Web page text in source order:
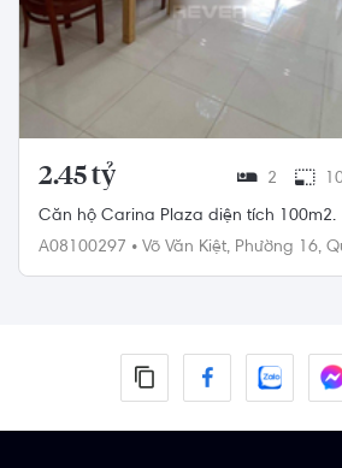
2.45 tỷ 2
Căn hộ Carina Plaza diện tích 100m2.
A08100297 • Võ Văn Kiệt, Phường 16,